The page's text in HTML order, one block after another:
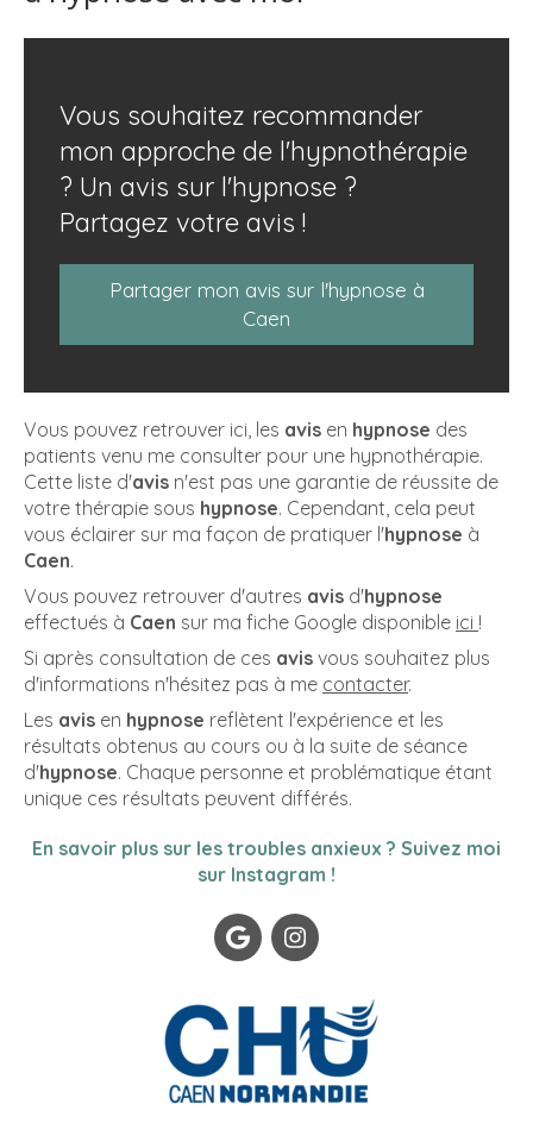
Vous souhaitez recommander
mon approche de l'hypnothérapie
? Un avis sur l'hypnose ?
Partagez votre avis !
Partager mon avis sur l'hypnose à
Caen
Vous pouvez retrouver ici, les avis en hypnose des
patients venu me consulter pour une hypnothérapie.
Cette liste d'avis n'est pas une garantie de réussite de
votre thérapie sous hypnose. Cependant, cela peut
vous éclairer sur ma façon de pratiquer l'hypnose à
Caen.
Vous pouvez retrouver d'autres avis d'hypnose
effectués à Caen sur ma fiche Google disponible ici !
Si après consultation de ces avis vous souhaitez plus
d'informations n'hésitez pas à me contacter.
Les avis en hypnose reflètent l'expérience et les
résultats obtenus au cours ou à la suite de séance
d'hypnose. Chaque personne et problématique étant
unique ces résultats peuvent différés.
En savoir plus sur les troubles anxieux ? Suivez moi
sur Instagram !